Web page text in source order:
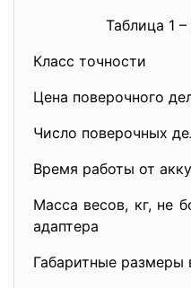
Таблица 1
Класс
Цена
Число
Время работы
Масса
адаптера
Габаритные размеры